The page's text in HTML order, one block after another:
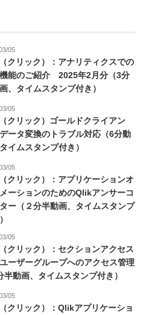
05
クリック）：アナリティクスでの
能のご紹介 2025年2月分（3分
、タイムスタンプ付き）
05
クリック）ゴールドクライアン
データ変換のトラブル対応（6分動
イムスタンプ付き）
05
クリック）：アプリケーションオ
ーションのためのQlikアンサーコ
ー（２分半動画、タイムスタンプ
05
クリック）：セクションアクセス
ーザーグループへのアクセス管理
半動画、タイムスタンプ付き）
05
クリック）：Qlikアプリケーショ